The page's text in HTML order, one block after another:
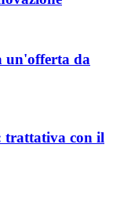
un'offerta da
trattativa con il